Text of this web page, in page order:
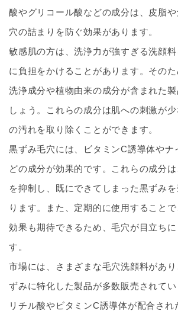
酸やグリコール酸などの成分は、皮脂
穴の詰まりを防ぐ効果があります。
敏感肌の方は、洗浄力が強すぎる洗顔
に負担をかけることがあります。その
洗浄成分や植物由来の成分が含まれた
しょう。これらの成分は肌への刺激が
の汚れを取り除くことができます。
黒ずみ毛穴には、ビタミンC誘導体やナ
どの成分が効果的です。これらの成分
を抑制し、既にできてしまった黒ずみ
ります。また、定期的に使用すること
効果も期待できるため、毛穴が目立ち
す。
市場には、さまざまな毛穴洗顔料があ
ずみに特化した製品が多数販売されて
リチル酸やビタミンC誘導体が配合され